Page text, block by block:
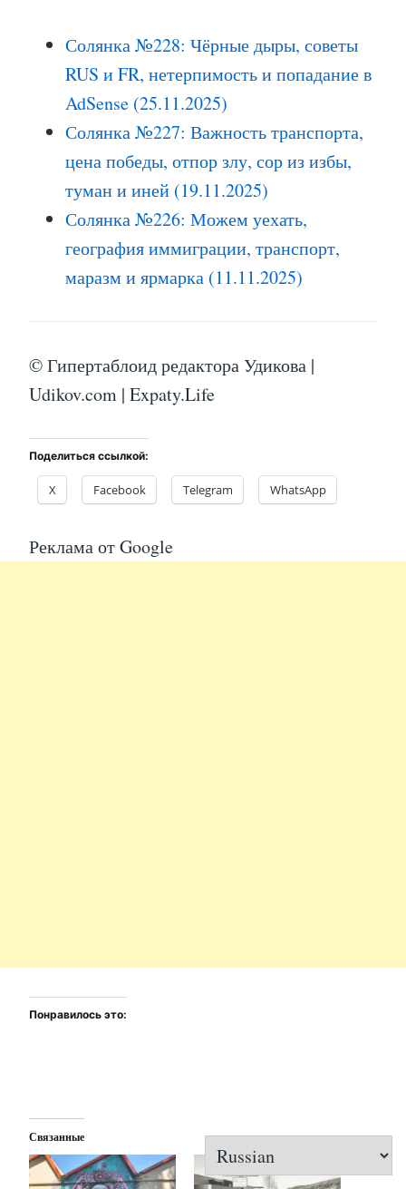
Солянка №228: Чёрные дыры, советы
RUS и FR, нетерпимость и попадание в
AdSense (25.11.2025)
Солянка №227: Важность транспорта,
цена победы, отпор злу, сор из избы,
туман и иней (19.11.2025)
Солянка №226: Можем уехать,
география иммиграции, транспорт,
маразм и ярмарка (11.11.2025)
© Гипертаблоид редактора Удикова |
Udikov.com | Expaty.Life
Поделиться ссылкой:
X Facebook Telegram WhatsApp
Реклама от Google
Понравилось это:
Связанные